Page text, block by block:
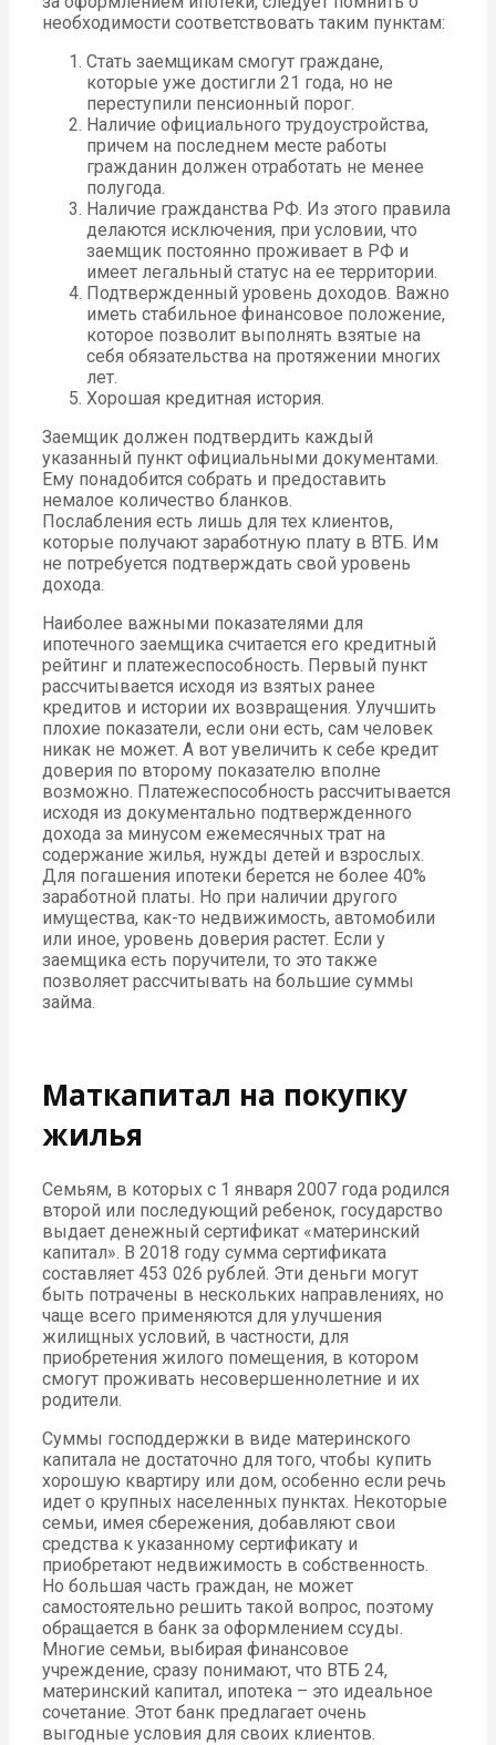
необходимости соответствовать таким пунктам:
Стать заемщикам смогут граждане,
которые уже достигли 21 года, но не
переступили пенсионный порог.
Наличие официального трудоустройства,
причем на последнем месте работы
гражданин должен отработать не менее
полугода.
Наличие гражданства РФ. Из этого правила
делаются исключения, при условии, что
заемщик постоянно проживает в РФ и
имеет легальный статус на ее территории.
Подтвержденный уровень доходов. Важно
иметь стабильное финансовое положение,
которое позволит выполнять взятые на
себя обязательства на протяжении многих
лет.
Хорошая кредитная история.
Заемщик должен подтвердить каждый
указанный пункт официальными документами.
Ему понадобится собрать и предоставить
немалое количество бланков.
Послабления есть лишь для тех клиентов,
которые получают заработную плату в ВТБ. Им
не потребуется подтверждать свой уровень
дохода.
Наиболее важными показателями для
ипотечного заемщика считается его кредитный
рейтинг и платежеспособность. Первый пункт
рассчитывается исходя из взятых ранее
кредитов и истории их возвращения. Улучшить
плохие показатели, если они есть, сам человек
никак не может. А вот увеличить к себе кредит
доверия по второму показателю вполне
возможно. Платежеспособность рассчитывается
исходя из документально подтвержденного
дохода за минусом ежемесячных трат на
содержание жилья, нужды детей и взрослых.
Для погашения ипотеки берется не более 40%
заработной платы. Но при наличии другого
имущества, как-то недвижимость, автомобили
или иное, уровень доверия растет. Если у
заемщика есть поручители, то это также
позволяет рассчитывать на большие суммы
займа.
Маткапитал на покупку
жилья
Семьям, в которых с 1 января 2007 года родился
второй или последующий ребенок, государство
выдает денежный сертификат «материнский
капитал». В 2018 году сумма сертификата
составляет 453 026 рублей. Эти деньги могут
быть потрачены в нескольких направлениях, но
чаще всего применяются для улучшения
жилищных условий, в частности, для
приобретения жилого помещения, в котором
смогут проживать несовершеннолетние и их
родители.
Суммы господдержки в виде материнского
капитала не достаточно для того, чтобы купить
хорошую квартиру или дом, особенно если речь
идет о крупных населенных пунктах. Некоторые
семьи, имея сбережения, добавляют свои
средства к указанному сертификату и
приобретают недвижимость в собственность.
Но большая часть граждан, не может
самостоятельно решить такой вопрос, поэтому
обращается в банк за оформлением ссуды.
Многие семьи, выбирая финансовое
учреждение, сразу понимают, что ВТБ 24,
материнский капитал, ипотека – это идеальное
сочетание. Этот банк предлагает очень
выгодные условия для своих клиентов.